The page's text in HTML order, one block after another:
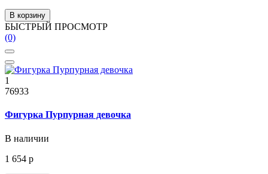
В корзину
БЫСТРЫЙ ПРОСМОТР
(0)
1
76933
Фигурка Пурпурная девочка
В наличии
1 654 р